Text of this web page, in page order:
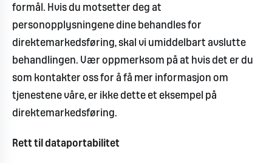
formål. Hvis du motsetter deg at
personopplysningene dine behandles for
direktemarkedsføring, skal vi umiddelbart avslutte
behandlingen. Vær oppmerksom på at hvis det er du
som kontakter oss for å få mer informasjon om
tjenestene våre, er ikke dette et eksempel på
direktemarkedsføring.
Rett til dataportabilitet